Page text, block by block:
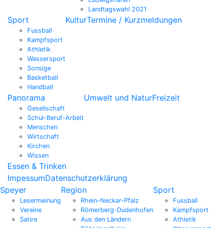
Landtagswahl 2021
Sport
Fussball
Kampfsport
Athletik
Wassersport
Sonsige
Basketball
Handball
KulturTermine / Kurzmeldungen
Panorama
Gesellschaft
Schul-Beruf-Arbeit
Menschen
Wirtschaft
Kirchen
Wissen
Umwelt und NaturFreizeit
Essen & Trinken
ImpessumDatenschutzerklärung
Speyer
Lesermeinung
Vereine
Satire
Region
Rhein-Neckar-Pfalz
Römerberg-Dudenhofen
Aus den Ländern
Sport
Fussball
Kampfsport
Athletik